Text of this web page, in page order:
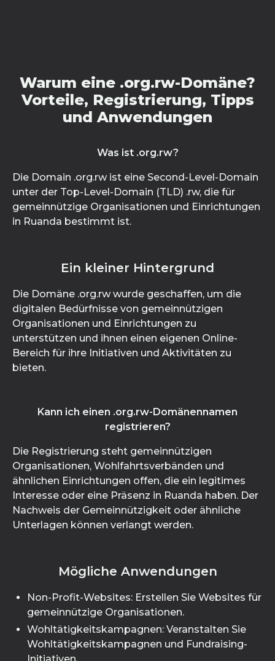
Warum eine .org.rw-Domäne?
Vorteile, Registrierung, Tipps
und Anwendungen
Was ist .org.rw?
Die Domain .org.rw ist eine Second-Level-Domain
unter der Top-Level-Domain (TLD) .rw, die für
gemeinnützige Organisationen und Einrichtungen
in Ruanda bestimmt ist.
Ein kleiner Hintergrund
Die Domäne .org.rw wurde geschaffen, um die
digitalen Bedürfnisse von gemeinnützigen
Organisationen und Einrichtungen zu
unterstützen und ihnen einen eigenen Online-
Bereich für ihre Initiativen und Aktivitäten zu
bieten.
Kann ich einen .org.rw-Domänennamen
registrieren?
Die Registrierung steht gemeinnützigen
Organisationen, Wohlfahrtsverbänden und
ähnlichen Einrichtungen offen, die ein legitimes
Interesse oder eine Präsenz in Ruanda haben. Der
Nachweis der Gemeinnützigkeit oder ähnliche
Unterlagen können verlangt werden.
Mögliche Anwendungen
Non-Profit-Websites: Erstellen Sie Websites für
gemeinnützige Organisationen.
Wohltätigkeitskampagnen: Veranstalten Sie
Wohltätigkeitskampagnen und Fundraising-